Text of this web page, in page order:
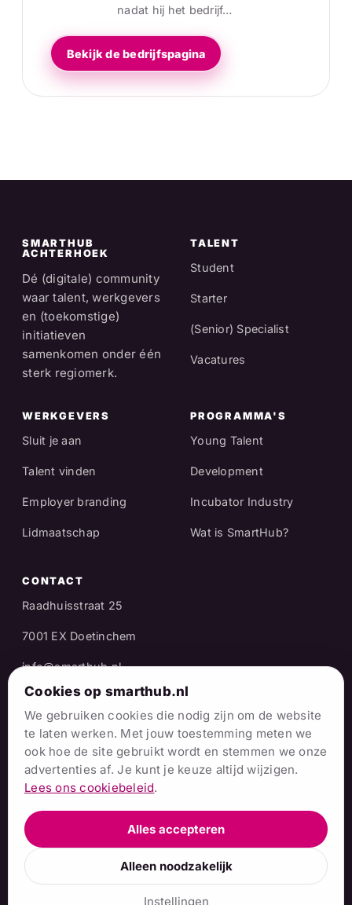
nadat hij het bedrijf…
Bekijk de bedrijfspagina
SMARTHUB
ACHTERHOEK
Dé (digitale) community
waar talent, werkgevers
en (toekomstige)
initiatieven
samenkomen onder één
sterk regiomerk.
TALENT
Student
Starter
(Senior) Specialist
Vacatures
WERKGEVERS
Sluit je aan
Talent vinden
Employer branding
Lidmaatschap
PROGRAMMA'S
Young Talent
Development
Incubator Industry
Wat is SmartHub?
CONTACT
Raadhuisstraat 25
7001 EX Doetinchem
info@smarthub.nl
06 38 06 65 16
Stuur een WhatsApp
Naar het
contactformulier
© 2026 Stichting SmartHub Achterhoek · Hier dóen we
gewoon.
Privacy·Cookies
Cookies op smarthub.nl
We gebruiken cookies die nodig zijn om de website
te laten werken. Met jouw toestemming meten we
ook hoe de site gebruikt wordt en stemmen we onze
advertenties af. Je kunt je keuze altijd wijzigen.
Lees ons cookiebeleid.
Alles accepteren
Alleen noodzakelijk
Instellingen